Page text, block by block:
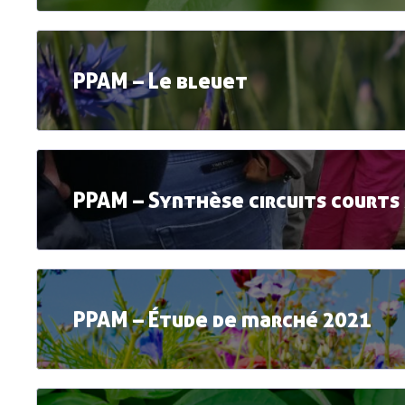
PPAM – Le bleuet
PPAM – Synthèse circuits courts
PPAM – Étude de marché 2021